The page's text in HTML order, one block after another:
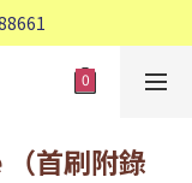
費
首刷附錄